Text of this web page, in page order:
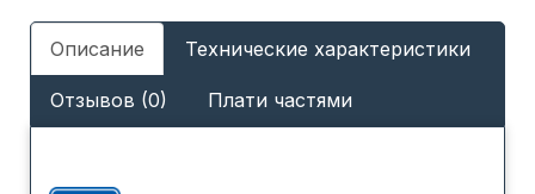
Описание Технические характеристики
Отзывов (0) Плати частями